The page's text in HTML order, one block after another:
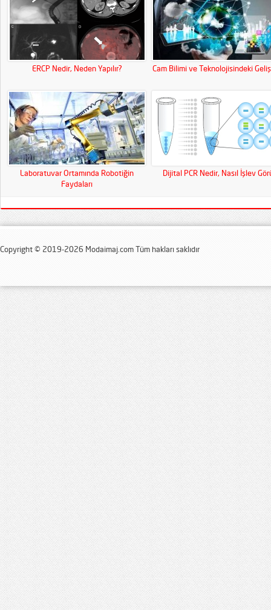
ERCP Nedir, Neden Yapılır? Cam Bilimi ve Teknolojisindeki
Laboratuvar Ortamında Robotiğin
Faydaları
Dijital PCR Nedir, Nasıl İşlev
Copyright © 2019-2026 Modaimaj.com Tüm hakları saklıdır